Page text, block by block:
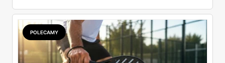
POLECAMY